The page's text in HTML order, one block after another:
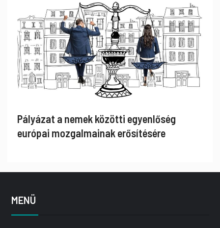
Pályázat a nemek közötti egyenlőség
európai mozgalmainak erősítésére
MENÜ